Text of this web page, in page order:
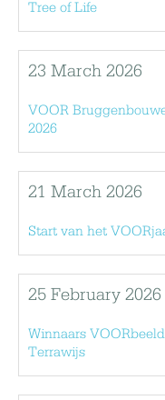
Tree of Life
23 March 2026
VOOR
2026
21 March 2026
Start van het
25 February 2026
Winnaars
Terrawijs